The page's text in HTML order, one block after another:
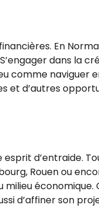
En
dans la
comme naviguer
et d’autres
d’entraide.
Rouen ou
d’affiner son